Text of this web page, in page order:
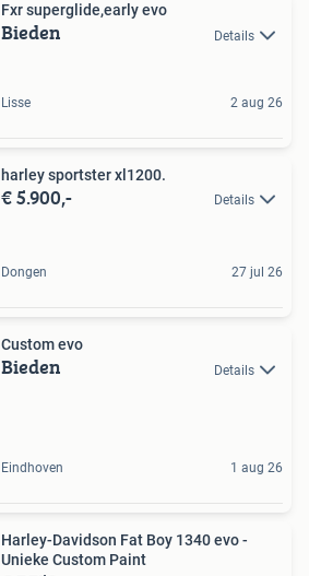
Fxr superglide,early evo
Bieden Details
Lisse 2 aug 26
harley sportster xl1200.
€ 5.900,- Details
Dongen 27 jul 26
Custom evo
Bieden Details
Eindhoven 1 aug 26
Harley-Davidson Fat Boy 1340 evo -
Unieke Custom Paint